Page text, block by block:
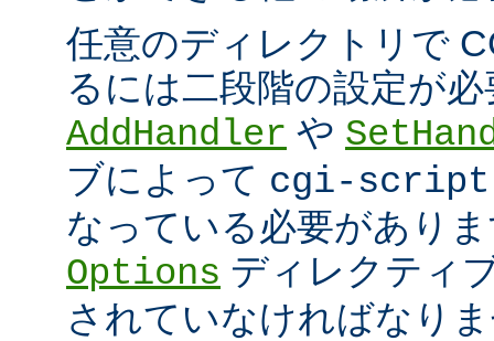
任意のディレクトリで
るには二段階の設定が
AddHandler や
ブによって cgi-script
なっている必要があり
Options ディレクティ
されていなければなり